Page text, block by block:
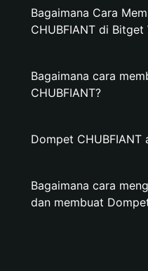
Bagaimana Cara
CHUBFIANT di Bitget
Bagaimana cara
CHUBFIANT?
Dompet
Bagaimana cara
dan membuat